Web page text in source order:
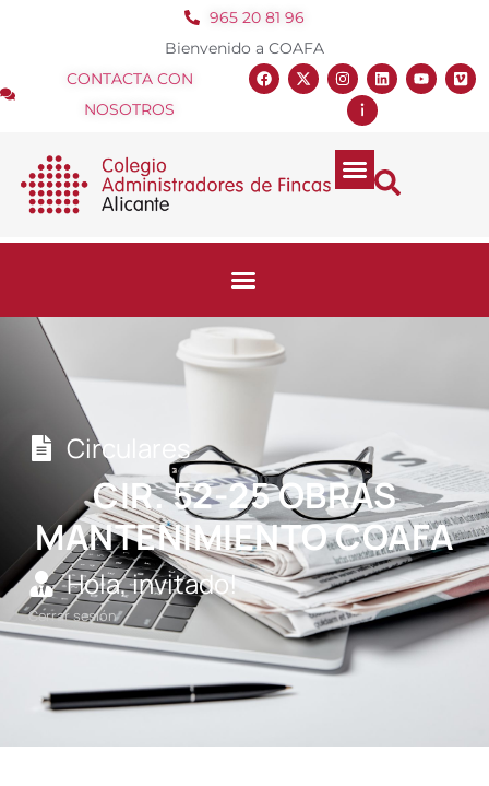
965 20 81 96
Bienvenido a COAFA
CONTACTA CON
NOSOTROS
Circulares
CIR. 52-25 OBRAS
MANTENIMIENTO COAFA
Hola, invitado!
Cerrar sesión